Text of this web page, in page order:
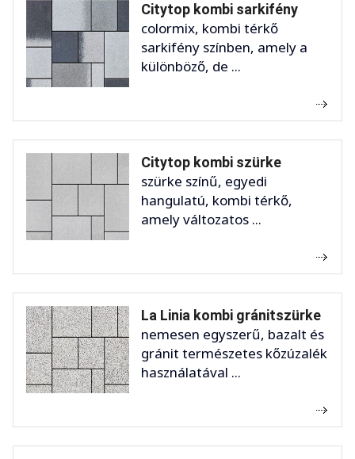
Citytop kombi sarkifény
colormix, kombi térkő
sarkifény színben, amely a
különböző, de ...
Citytop kombi szürke
szürke színű, egyedi
hangulatú, kombi térkő,
amely változatos ...
La Linia kombi gránitszürke
nemesen egyszerű, bazalt és
gránit természetes kőzúzalék
használatával ...